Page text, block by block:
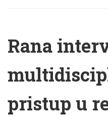
Rana
pristup u